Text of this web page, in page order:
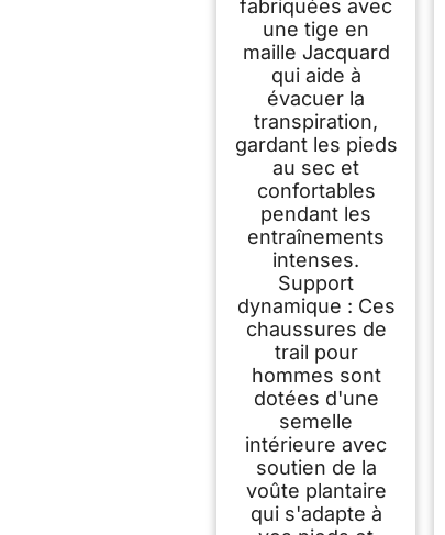
fabriquées avec
une tige en
maille Jacquard
qui aide à
évacuer la
transpiration,
gardant les pieds
au sec et
confortables
pendant les
entraînements
intenses.
Support
dynamique : Ces
chaussures de
trail pour
hommes sont
dotées d'une
semelle
intérieure avec
soutien de la
voûte plantaire
qui s'adapte à